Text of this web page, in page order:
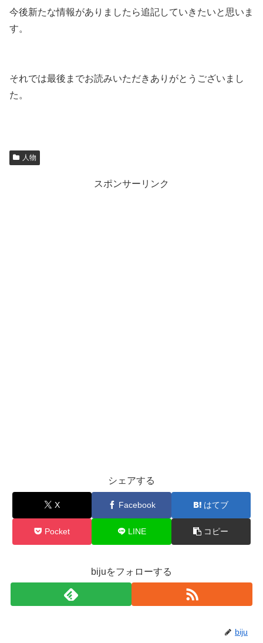
今後新たな情報がありましたら追記していきたいと思いま
す。
それでは最後までお読みいただきありがとうございまし
た。
人物
スポンサーリンク
シェアする
X Facebook はてブ
Pocket LINE コピー
bijuをフォローする
biju